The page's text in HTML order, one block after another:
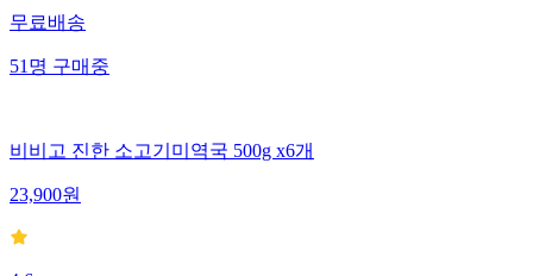
무료배송
51명구매중
비비고 진한 소고기미역국 500g x6개
23,900원